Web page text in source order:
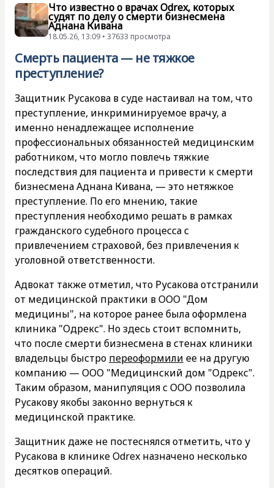
Что известно о врачах Odrex, которых
судят по делу о смерти бизнесмена
Аднана Кивана
18.05.26, 13:09 • 37633 просмотра
Смерть пациента — не тяжкое
преступление?
Защитник Русакова в суде настаивал на том, что
преступление, инкриминируемое врачу, а
именно ненадлежащее исполнение
профессиональных обязанностей медицинским
работником, что могло повлечь тяжкие
последствия для пациента и привести к смерти
бизнесмена Аднана Кивана, — это нетяжкое
преступление. По его мнению, такие
преступления необходимо решать в рамках
гражданского судебного процесса с
привлечением страховой, без привлечения к
уголовной ответственности.
Адвокат также отметил, что Русакова отстранили
от медицинской практики в ООО "Дом
медицины", на которое ранее была оформлена
клиника "Одрекс". Но здесь стоит вспомнить,
что после смерти бизнесмена в стенах клиники
владельцы быстро переоформили ее на другую
компанию — ООО "Медицинский дом "Одрекс".
Таким образом, манипуляция с ООО позволила
Русакову якобы законно вернуться к
медицинской практике.
Защитник даже не постеснялся отметить, что у
Русакова в клинике Odrex назначено несколько
десятков операций.